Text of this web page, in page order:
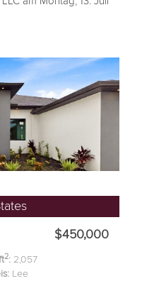
$450,000
2: 2,057
Lee